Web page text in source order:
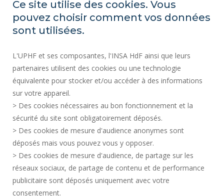
PLAN DU SITE
PLAN DES CAMPUS
MENTIONS LÉGALES
CONTACTS
SERVICES PUBLICS +
CRÉDITS
JE DONNE MON AVIS
ACCESSIBILITÉ : NON CONFORME
Ce site utilise des cookies. Vous
pouvez choisir comment vos données
sont utilisées.
L'UPHF et ses composantes, l'INSA HdF ainsi que leurs
partenaires utilisent des cookies ou une technologie
équivalente pour stocker et/ou accéder à des informations
sur votre appareil.
> Des cookies nécessaires au bon fonctionnement et la
sécurité du site sont obligatoirement déposés.
> Des cookies de mesure d'audience anonymes sont
déposés mais vous pouvez vous y opposer.
> Des cookies de mesure d'audience, de partage sur les
réseaux sociaux, de partage de contenu et de performance
publicitaire sont déposés uniquement avec votre
consentement.